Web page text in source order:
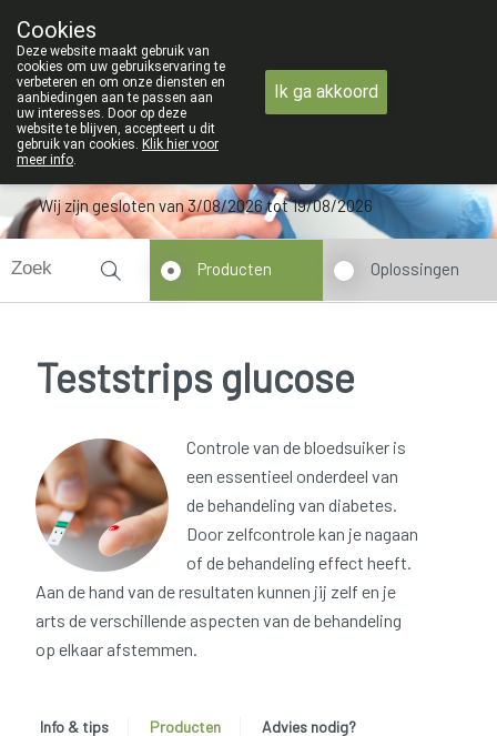
09 228 32 36
Wij zijn gesloten van 3/08/2026 tot 19/08/2026
Producten Oplossingen
Teststrips glucose
Controle van de bloedsuiker is
een essentieel onderdeel van
de behandeling van diabetes.
Door zelfcontrole kan je nagaan
of de behandeling effect heeft.
Aan de hand van de resultaten kunnen jij zelf en je
arts de verschillende aspecten van de behandeling
op elkaar afstemmen.
Info & tips Producten Advies nodig?
Cookies
Deze website maakt gebruik van
cookies om uw gebruikservaring te
verbeteren en om onze diensten en
aanbiedingen aan te passen aan
uw interesses. Door op deze
website te blijven, accepteert u dit
gebruik van cookies. Klik hier voor
meer info.
Ik ga akkoord